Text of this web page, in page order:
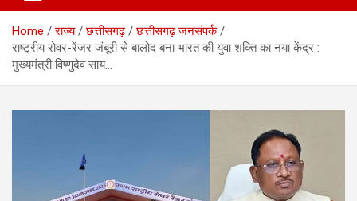
Home राज्य छत्तीसगढ़
छत्तीसगढ़ जनसंपर्क
राष्ट्रीय रोवर-रेंजर जंबूरी से बालोद बना भारत की युवा शक्ति का नया केंद्र :
मुख्यमंत्री विष्णुदेव साय…